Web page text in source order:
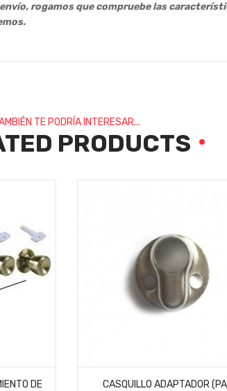
rogamos que compruebe las
TE PODRÍA INTERESAR...
PRODUCTS
DE
AÑADIR AL CARRITO
CASQUILLO ADAPTADOR